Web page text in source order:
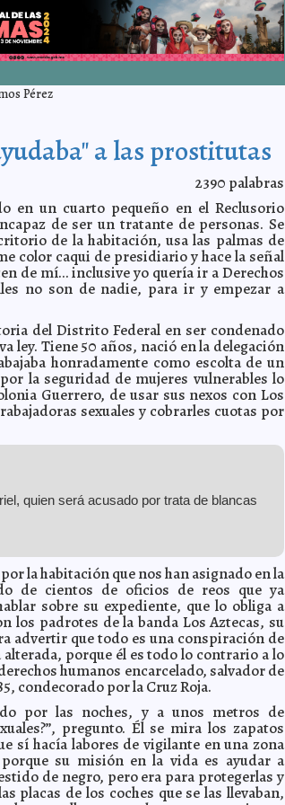
Pérez
a las prostitutas
2390 palabras
en un cuarto pequeño en el Reclusorio
de ser un tratante de personas. Se
de la habitación, usa las palmas de
color caqui de presidiario y hace la señal
de mí… inclusive yo quería ir a Derechos
no son de nadie, para ir y empezar a
del Distrito Federal en ser condenado
ley. Tiene 50 años, nació en la delegación
honradamente como escolta de un
la seguridad de mujeres vulnerables lo
Guerrero, de usar sus nexos con Los
sexuales y cobrarles cuotas por
quien será acusado por trata de blancas
la habitación que nos han asignado en la
de cientos de oficios de reos que ya
sobre su expediente, que lo obliga a
padrotes de la banda Los Aztecas, su
advertir que todo es una conspiración de
porque él es todo lo contrario a lo
humanos encarcelado, salvador de
condecorado por la Cruz Roja.
por las noches, y a unos metros de
pregunto. Él se mira los zapatos
sí hacía labores de vigilante en una zona
su misión en la vida es ayudar a
de negro, pero era para protegerlas y
placas de los coches que se las llevaban,